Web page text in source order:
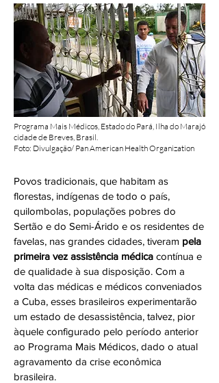
Programa Mais Médicos, Estado do Pará, Ilha do Marajó
cidade de Breves, Brasil.
Foto: Divulgação/ Pan American Health Organization
Povos tradicionais, que habitam as
florestas, indígenas de todo o país,
quilombolas, populações pobres do
Sertão e do Semi-Árido e os residentes de
favelas, nas grandes cidades, tiveram pela
primeira vez assistência médica contínua e
de qualidade à sua disposição. Com a
volta das médicas e médicos conveniados
a Cuba, esses brasileiros experimentarão
um estado de desassistência, talvez, pior
àquele configurado pelo período anterior
ao Programa Mais Médicos, dado o atual
agravamento da crise econômica
brasileira.